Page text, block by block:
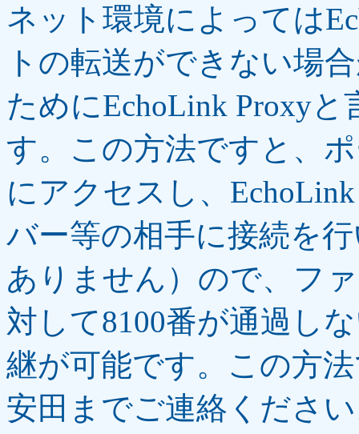
ネット環境によっては
トの転送ができない場
ためにEchoLink Proxy
す。この方法ですと、
にアクセスし、
バー等の相手に接続を
ありません）ので、フ
対して8100番が通過し
継が可能です。この方
安田までご連絡くださ